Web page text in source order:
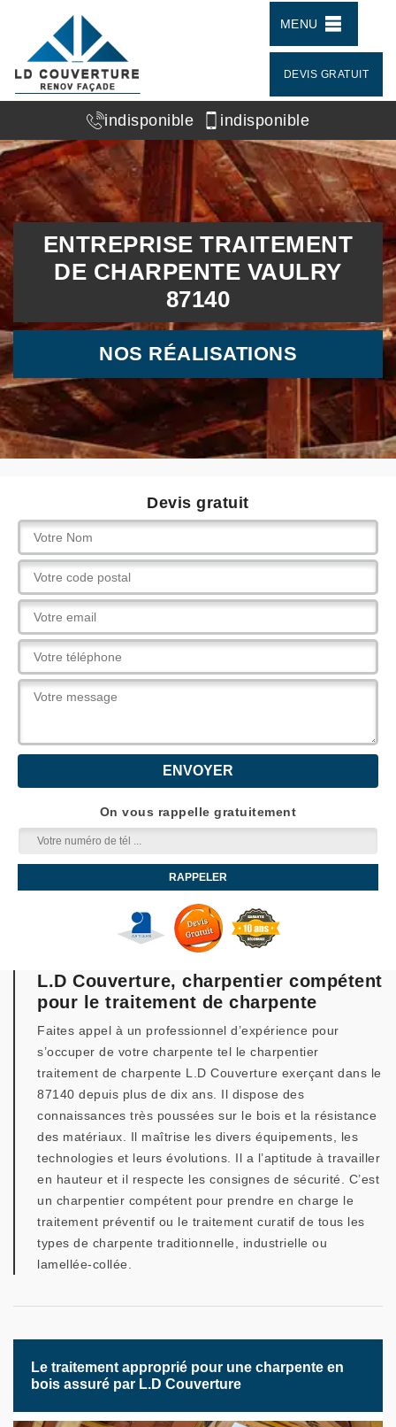
MENU
DEVIS GRATUIT
indisponible indisponible
ENTREPRISE TRAITEMENT
DE CHARPENTE VAULRY
87140
NOS RÉALISATIONS
Devis gratuit
On vous rappelle gratuitement
L.D Couverture, charpentier compétent
pour le traitement de charpente
Faites appel à un professionnel d’expérience pour
s’occuper de votre charpente tel le charpentier
traitement de charpente L.D Couverture exerçant dans le
87140 depuis plus de dix ans. Il dispose des
connaissances très poussées sur le bois et la résistance
des matériaux. Il maîtrise les divers équipements, les
technologies et leurs évolutions. Il a l’aptitude à travailler
en hauteur et il respecte les consignes de sécurité. C’est
un charpentier compétent pour prendre en charge le
traitement préventif ou le traitement curatif de tous les
types de charpente traditionnelle, industrielle ou
lamellée-collée.
Le traitement approprié pour une charpente en
bois assuré par L.D Couverture